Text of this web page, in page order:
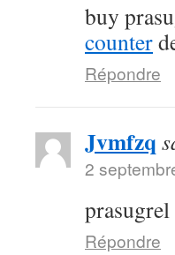
buy
counter
Répondre
Jvmfzq
2
prasugrel
Répondre